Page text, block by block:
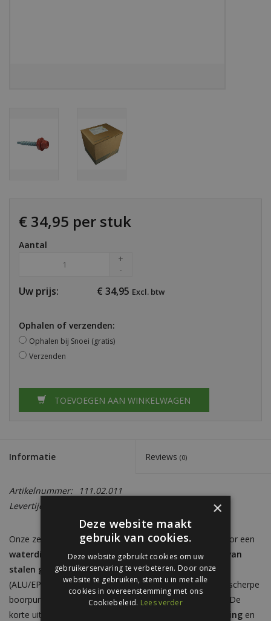
€ 34,95 per stuk
Aantal
+
-
Uw prijs: € 34,95 Excl. btw
Ophalen of verzenden:
Ophalen bij Snoei (gratis)
Verzenden
TOEVOEGEN AAN WINKELWAGEN
Informatie Reviews (0)
Artikelnummer:
111.02.011
Levertijd:
Onze zelfborende golfplaatschroeven zijn ontworpen voor een
waterdichte, duurzame en esthetische bevestiging van
stalen golfplaten. Dankzij de geïntegreerde afdichtring
(ALU/EPDM) voorkomt u lekkage en corrosie, terwijl de scherpe
boorpunt zorgt voor snelle montage zonder voorboren. De
korte uitvoering (4,8x35 mm) is ideaal voor
gevelbeplating en
×
Deze website maakt
gebruik van cookies.
Deze website gebruikt cookies om uw
gebruikerservaring te verbeteren. Door onze
website te gebruiken, stemt u in met alle
cookies in overeenstemming met ons
Cookiebeleid. Lees verder